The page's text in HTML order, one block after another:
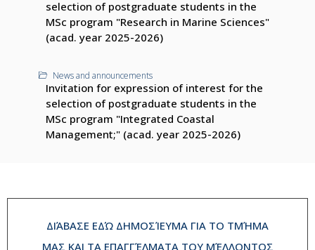
selection of postgraduate students in the
MSc program "Research in Marine Sciences"
(acad. year 2025-2026)
News and announcements
Invitation for expression of interest for the
selection of postgraduate students in the
MSc program "Integrated Coastal
Management;" (acad. year 2025-2026)
ΔΙΆΒΑΣΕ ΕΔΏ ΔΗΜΟΣΊΕΥΜΑ ΓΙΑ ΤΟ ΤΜΉΜΑ
ΜΑΣ ΚΑΙ ΤΑ ΕΠΑΓΓΈΛΜΑΤΑ ΤΟΥ ΜΈΛΛΟΝΤΟΣ